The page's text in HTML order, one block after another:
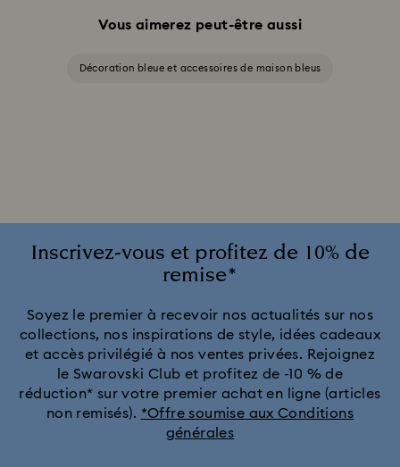
Vous aimerez peut-être aussi
Décoration bleue et accessoires de maison bleus
Inscrivez-vous et profitez de 10% de
remise*
Soyez le premier à recevoir nos actualités sur nos
collections, nos inspirations de style, idées cadeaux
et accès privilégié à nos ventes privées. Rejoignez
le Swarovski Club et profitez de -10 % de
réduction* sur votre premier achat en ligne (articles
non remisés). *Offre soumise aux Conditions
générales